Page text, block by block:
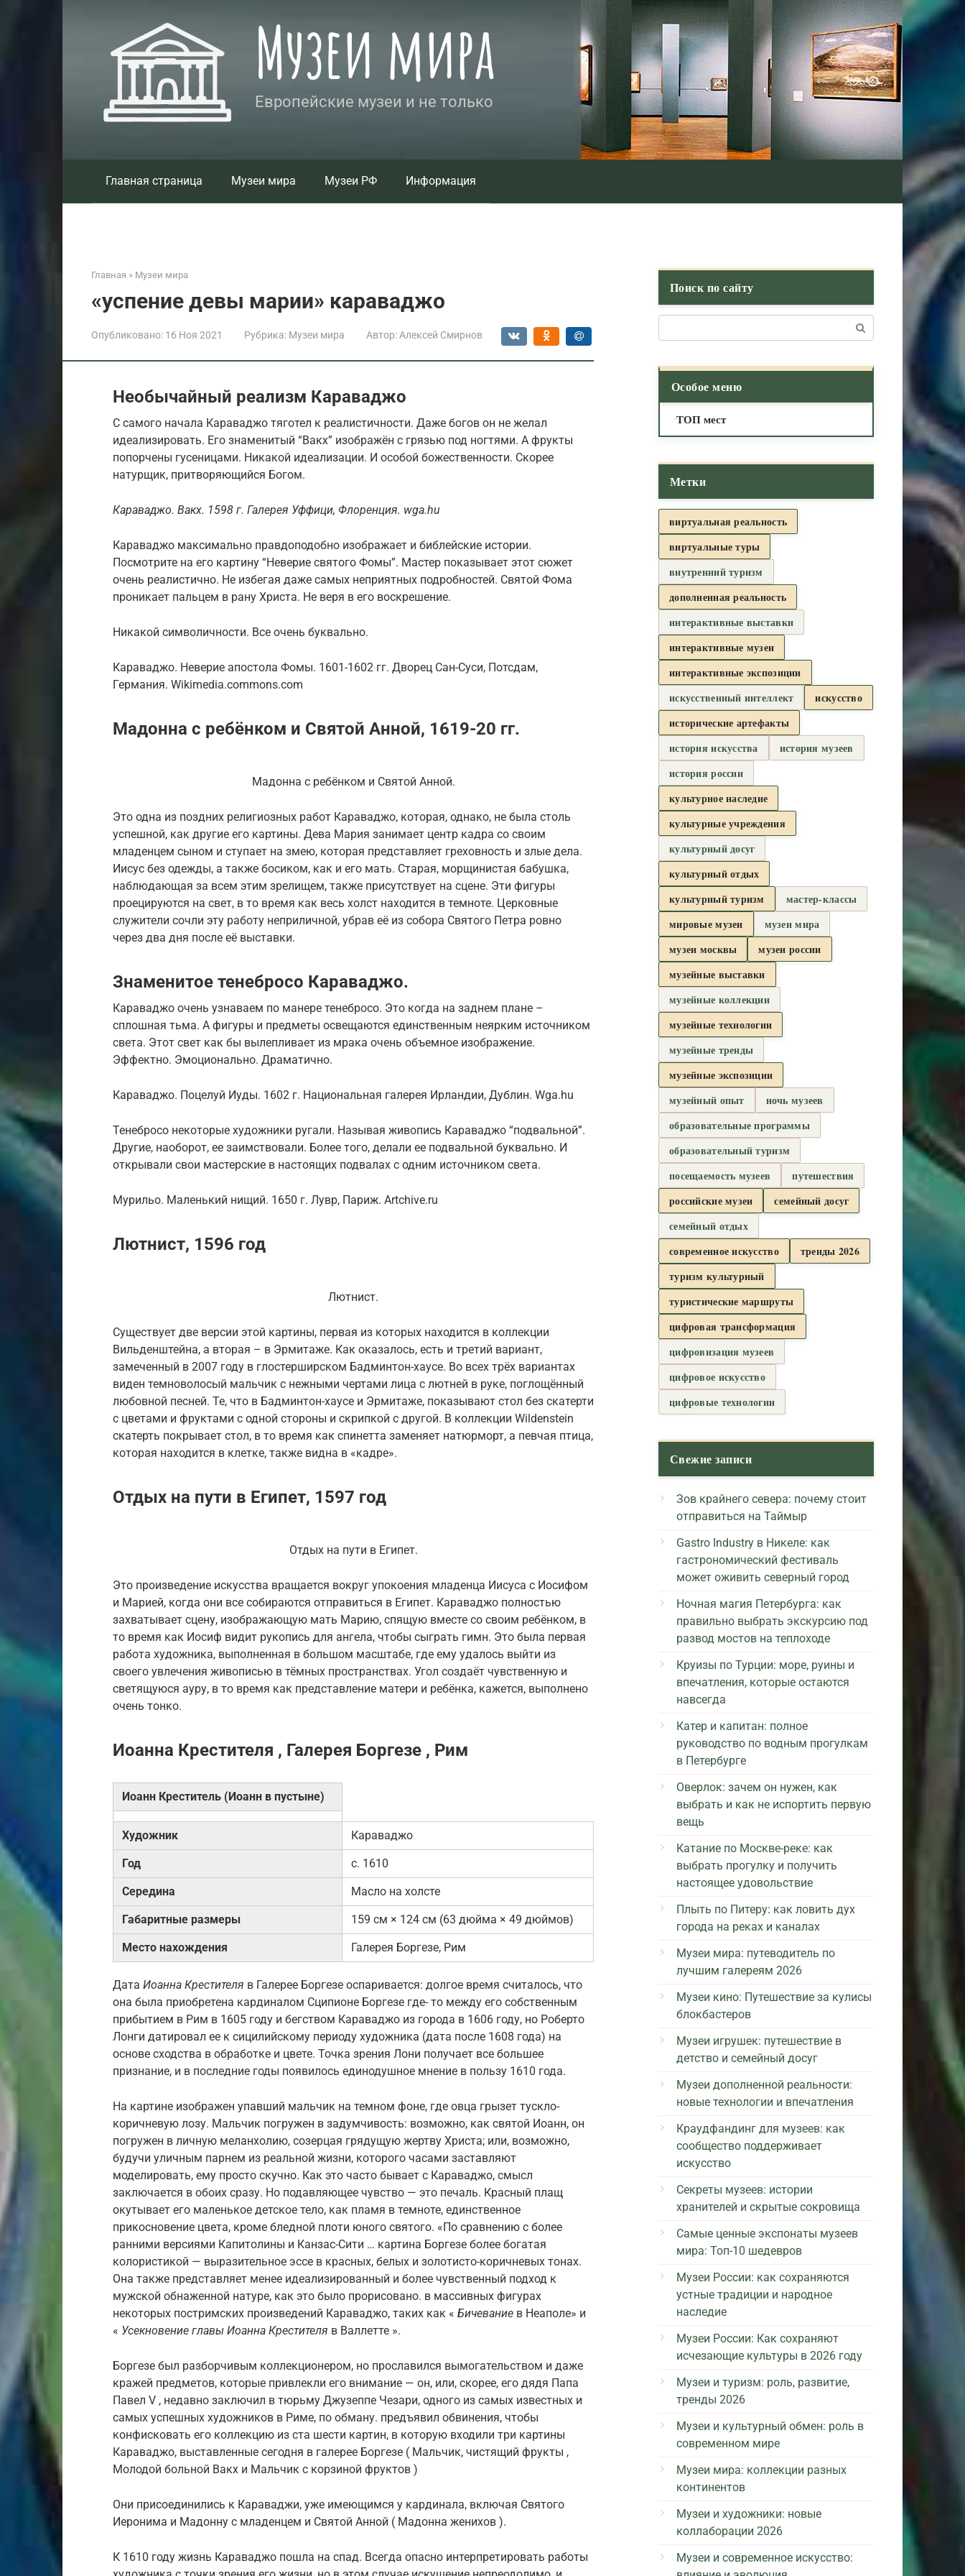
Музеи мира
Европейские музеи и не только
Главная страница Музеи мира Музеи РФ Информация
Главная » Музеи мира
«успение девы марии» караваджо
Опубликовано: 16 Ноя 2021 Рубрика: Музеи мира Автор: Алексей Смирнов
Необычайный реализм Караваджо
С самого начала Караваджо тяготел к реалистичности. Даже богов он не желал
идеализировать. Его знаменитый “Вакх” изображён с грязью под ногтями. А фрукты
попорчены гусеницами. Никакой идеализации. И особой божественности. Скорее
натурщик, притворяющийся Богом.
Караваджо. Вакх. 1598 г. Галерея Уффици, Флоренция. wga.hu
Караваджо максимально правдоподобно изображает и библейские истории.
Посмотрите на его картину “Неверие святого Фомы”. Мастер показывает этот сюжет
очень реалистично. Не избегая даже самых неприятных подробностей. Святой Фома
проникает пальцем в рану Христа. Не веря в его воскрешение.
Никакой символичности. Все очень буквально.
Караваджо. Неверие апостола Фомы. 1601-1602 гг. Дворец Сан-Суси, Потсдам,
Германия. Wikimedia.commons.com
Мадонна с ребёнком и Святой Анной, 1619-20 гг.
Мадонна с ребёнком и Святой Анной.
Это одна из поздних религиозных работ Караваджо, которая, однако, не была столь
успешной, как другие его картины. Дева Мария занимает центр кадра со своим
младенцем сыном и ступает на змею, которая представляет греховность и злые дела.
Иисус без одежды, а также босиком, как и его мать. Старая, морщинистая бабушка,
наблюдающая за всем этим зрелищем, также присутствует на сцене. Эти фигуры
проецируются на свет, в то время как весь холст находится в темноте. Церковные
служители сочли эту работу неприличной, убрав её из собора Святого Петра ровно
через два дня после её выставки.
Знаменитое тенебросо Караваджо.
Караваджо очень узнаваем по манере тенебросо. Это когда на заднем плане –
сплошная тьма. А фигуры и предметы освещаются единственным неярким источником
света. Этот свет как бы вылепливает из мрака очень объемное изображение.
Эффектно. Эмоционально. Драматично.
Караваджо. Поцелуй Иуды. 1602 г. Национальная галерея Ирландии, Дублин. Wga.hu
Тенебросо некоторые художники ругали. Называя живопись Караваджо “подвальной”.
Другие, наоборот, ее заимствовали. Более того, делали ее подвальной буквально. И
открывали свои мастерские в настоящих подвалах с одним источником света.
Мурильо. Маленький нищий. 1650 г. Лувр, Париж. Artchive.ru
Лютнист, 1596 год
Лютнист.
Существует две версии этой картины, первая из которых находится в коллекции
Вильденштейна, а вторая – в Эрмитаже. Как оказалось, есть и третий вариант,
замеченный в 2007 году в глостерширском Бадминтон-хаусе. Во всех трёх вариантах
виден темноволосый мальчик с нежными чертами лица с лютней в руке, поглощённый
любовной песней. Те, что в Бадминтон-хаусе и Эрмитаже, показывают стол без скатерти
с цветами и фруктами с одной стороны и скрипкой с другой. В коллекции Wildenstein
скатерть покрывает стол, в то время как спинетта заменяет натюрморт, а певчая птица,
которая находится в клетке, также видна в «кадре».
Отдыx на пути в Египет, 1597 год
Отдыx на пути в Египет.
Это произведение искусства вращается вокруг упокоения младенца Иисуса с Иосифом
и Марией, когда они все собираются отправиться в Египет. Караваджо полностью
захватывает сцену, изображающую мать Марию, спящую вместе со своим ребёнком, в
то время как Иосиф видит рукопись для ангела, чтобы сыграть гимн. Это была первая
работа художника, выполненная в большом масштабе, где ему удалось выйти из
своего увлечения живописью в тёмных пространствах. Угол создаёт чувственную и
светящуюся ауру, в то время как представление матери и ребёнка, кажется, выполнено
очень тонко.
Иоанна Крестителя , Галерея Боргезе , Рим
Иоанн Креститель (Иоанн в пустыне)
Художник Караваджо
Год c. 1610
Середина Масло на холсте
Габаритные размеры 159 см × 124 см (63 дюйма × 49 дюймов)
Место нахождения Галерея Боргезе, Рим
Дата Иоанна Крестителя в Галерее Боргезе оспаривается: долгое время считалось, что
она была приобретена кардиналом Сципионе Боргезе где- то между его собственным
прибытием в Рим в 1605 году и бегством Караваджо из города в 1606 году, но Роберто
Лонги датировал ее к сицилийскому периоду художника (дата после 1608 года) на
основе сходства в обработке и цвете. Точка зрения Лони получает все большее
признание, и в последние годы появилось единодушное мнение в пользу 1610 года.
На картине изображен упавший мальчик на темном фоне, где овца грызет тускло-
коричневую лозу. Мальчик погружен в задумчивость: возможно, как святой Иоанн, он
погружен в личную меланхолию, созерцая грядущую жертву Христа; или, возможно,
будучи уличным парнем из реальной жизни, которого часами заставляют
моделировать, ему просто скучно. Как это часто бывает с Караваджо, смысл
заключается в обоих сразу. Но подавляющее чувство — это печаль. Красный плащ
окутывает его маленькое детское тело, как пламя в темноте, единственное
прикосновение цвета, кроме бледной плоти юного святого. «По сравнению с более
ранними версиями Капитолины и Канзас-Сити … картина Боргезе более богатая
колористикой — выразительное эссе в красных, белых и золотисто-коричневых тонах.
Она также представляет менее идеализированный и более чувственный подход к
мужской обнаженной натуре, как это было прорисовано. в массивных фигурах
некоторых постримских произведений Караваджо, таких как « Бичевание в Неаполе» и
« Усекновение главы Иоанна Крестителя в Валлетте ».
Боргезе был разборчивым коллекционером, но прославился вымогательством и даже
кражей предметов, которые привлекли его внимание — он, или, скорее, его дядя Папа
Павел V , недавно заключил в тюрьму Джузеппе Чезари, одного из самых известных и
самых успешных художников в Риме, по обману. предъявил обвинения, чтобы
конфисковать его коллекцию из ста шести картин, в которую входили три картины
Караваджо, выставленные сегодня в галерее Боргезе ( Мальчик, чистящий фрукты ,
Молодой больной Вакх и Мальчик с корзиной фруктов )
Они присоединились к Караваджи, уже имеющимся у кардинала, включая Святого
Иеронима и Мадонну с младенцем и Святой Анной ( Мадонна женихов ).
К 1610 году жизнь Караваджо пошла на спад. Всегда опасно интерпретировать работы
Поиск по сайту
Особое меню
ТОП мест
Метки
виртуальная реальность
виртуальные туры
внутренний туризм
дополненная реальность
интерактивные выставки
интерактивные музеи
интерактивные экспозиции
искусственный интеллект
искусство
исторические артефакты
история искусства
история музеев
история россии
культурное наследие
культурные учреждения
культурный досуг
культурный отдых
культурный туризм
мастер-классы
мировые музеи
музеи мира
музеи москвы
музеи россии
музейные выставки
музейные коллекции
музейные технологии
музейные тренды
музейные экспозиции
музейный опыт
ночь музеев
образовательные программы
образовательный туризм
посещаемость музеев
путешествия
российские музеи
семейный досуг
семейный отдых
современное искусство
тренды 2026
туризм культурный
туристические маршруты
цифровая трансформация
цифровизация музеев
цифровое искусство
цифровые технологии
Свежие записи
Зов крайнего севера: почему стоит
отправиться на Таймыр
Gastro Industry в Никеле: как
гастрономический фестиваль
может оживить северный город
Ночная магия Петербурга: как
правильно выбрать экскурсию под
развод мостов на теплоходе
Круизы по Турции: море, руины и
впечатления, которые остаются
навсегда
Катер и капитан: полное
руководство по водным прогулкам
в Петербурге
Оверлок: зачем он нужен, как
выбрать и как не испортить первую
вещь
Катание по Москве-реке: как
выбрать прогулку и получить
настоящее удовольствие
Плыть по Питеру: как ловить дух
города на реках и каналах
Музеи мира: путеводитель по
лучшим галереям 2026
Музеи кино: Путешествие за кулисы
блокбастеров
Музеи игрушек: путешествие в
детство и семейный досуг
Музеи дополненной реальности:
новые технологии и впечатления
Краудфандинг для музеев: как
сообщество поддерживает
искусство
Секреты музеев: истории
хранителей и скрытые сокровища
Самые ценные экспонаты музеев
мира: Топ-10 шедевров
Музеи России: как сохраняются
устные традиции и народное
наследие
Музеи России: Как сохраняют
исчезающие культуры в 2026 году
Музеи и туризм: роль, развитие,
тренды 2026
Музеи и культурный обмен: роль в
современном мире
Музеи мира: коллекции разных
континентов
Музеи и художники: новые
коллаборации 2026
Музеи и современное искусство: